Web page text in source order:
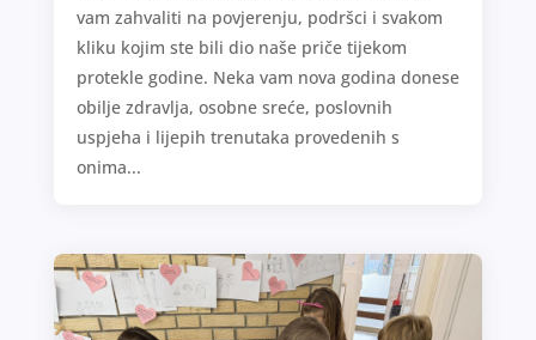
vam zahvaliti na povjerenju, podršci i svakom
kliku kojim ste bili dio naše priče tijekom
protekle godine. Neka vam nova godina donese
obilje zdravlja, osobne sreće, poslovnih
uspjeha i lijepih trenutaka provedenih s
onima...